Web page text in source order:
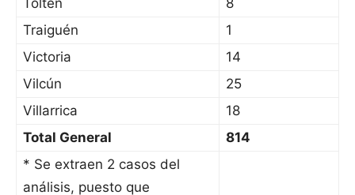
Toltén
8
Traiguén
1
Victoria
14
Vilcún
25
Villarrica
18
Total General
814
* Se extraen 2 casos del
análisis, puesto que